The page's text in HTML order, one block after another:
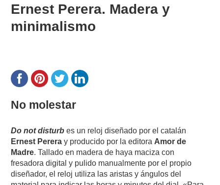
Ernest Perera. Madera y
minimalismo
No molestar
Do not disturb es un reloj diseñado por el catalán
Ernest Perera y producido por la editora Amor de
Madre. Tallado en madera de haya maciza con
fresadora digital y pulido manualmente por el propio
diseñador, el reloj utiliza las aristas y ángulos del